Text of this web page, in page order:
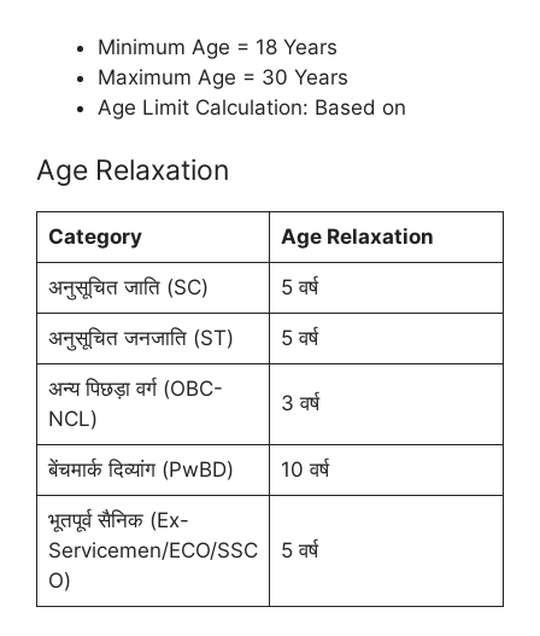
Minimum Age = 18 Years
Maximum Age = 30 Years
Age Limit Calculation: Based on
Age Relaxation
Category Age Relaxation
अनुसूचित जाति (SC) 5 वर्ष
अनुसूचित जनजाति (ST) 5 वर्ष
अन्य पिछड़ा वर्ग (OBC-
NCL)
3 वर्ष
बेंचमार्क दिव्यांग (PwBD) 10 वर्ष
भूतपूर्व सैनिक (Ex-
Servicemen/ECO/SSC
O)
5 वर्ष